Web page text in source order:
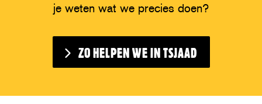
je weten wat we precies doen?
ZO HELPEN WE IN TSJAAD